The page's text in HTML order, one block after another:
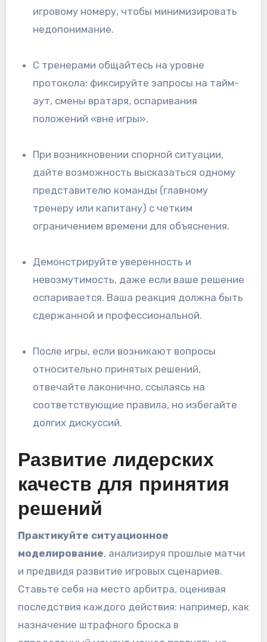
игровому номеру, чтобы минимизировать
недопонимание.
С тренерами общайтесь на уровне
протокола: фиксируйте запросы на тайм-
аут, смены вратаря, оспаривания
положений «вне игры».
При возникновении спорной ситуации,
дайте возможность высказаться одному
представителю команды (главному
тренеру или капитану) с четким
ограничением времени для объяснения.
Демонстрируйте уверенность и
невозмутимость, даже если ваше решение
оспаривается. Ваша реакция должна быть
сдержанной и профессиональной.
После игры, если возникают вопросы
относительно принятых решений,
отвечайте лаконично, ссылаясь на
соответствующие правила, но избегайте
долгих дискуссий.
Развитие лидерских
качеств для принятия
решений
Практикуйте ситуационное
моделирование, анализируя прошлые матчи
и предвидя развитие игровых сценариев.
Ставьте себя на место арбитра, оценивая
последствия каждого действия: например, как
назначение штрафного броска в